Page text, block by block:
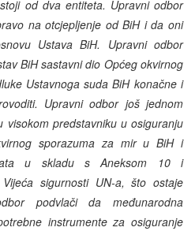
od dva entiteta. Upravni odbor
na otcjepljenje od BiH i da oni
Ustava BiH. Upravni odbor
BiH sastavni dio Općeg okvirnog
Ustavnoga suda BiH konačne i
Upravni odbor još jednom
visokom predstavniku u osiguranju
sporazuma za mir u BiH i
u skladu s Aneksom 10 i
sigurnosti UN-a, što ostaje
podvlači da međunarodna
instrumente za osiguranje